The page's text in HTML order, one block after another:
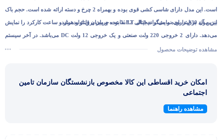
است. این مدل دارای شاسی کشی قوی بوده و بهمراه 2 چرخ و دسته ارائه شده است. حجم باک
بنزین آن 30 لیتر بوده و می‌تواند 8 الی 12 ساعت جریان برق تولید نماید. این مولد برق دارای نمایشگر دیجیتال V.F.T بوده و میزان ولتاژ و هرتز و ساعت کارکرد را نمایش
می‌دهد. دارای 2 خروجی 220 ولت صنعتی و یک خروجی 12 ولت DC می‌باشد. در آخر سیستم
AVR قرار دارد که باعث تولید برق بدون نوسان می‌شود.
مشاهده توضیحات محصول
امکان خرید اقساطی این کالا مخصوص بازنشستگان سازمان تامین
اجتماعی
مشاهده راهنما